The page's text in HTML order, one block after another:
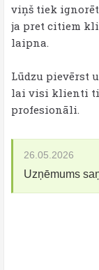
viņš tiek
ja pret citiem
laipna.
Lūdzu pievērst
lai visi klienti
profesionāli.
26.05.2026
Uzņēmums